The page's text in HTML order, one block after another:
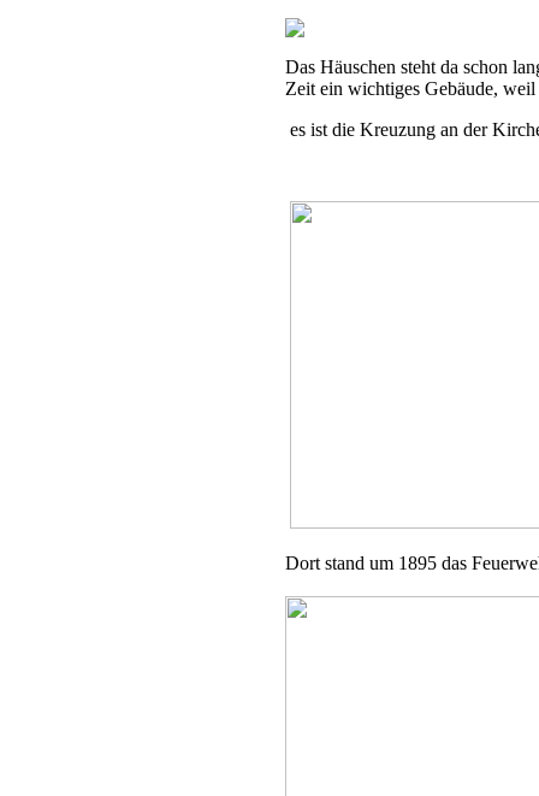
Das Häuschen steht da schon
Zeit ein wichtiges Gebäude, weil
es ist die Kreuzung an der
Dort stand um 1895 das